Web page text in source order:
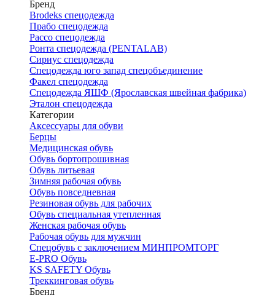
Бренд
Brodeks спецодежда
Прабо спецодежда
Рассо спецодежда
Ронта спецодежда (PENTALAB)
Сириус спецодежда
Спецодежда юго запад спецобъединение
Факел спецодежда
Спецодежда ЯШФ (Ярославская швейная фабрика)
Эталон спецодежда
Категории
Аксессуары для обуви
Берцы
Медицинская обувь
Обувь бортопрошивная
Обувь литьевая
Зимняя рабочая обувь
Обувь повседневная
Резиновая обувь для рабочих
Обувь специальная утепленная
Женская рабочая обувь
Рабочая обувь для мужчин
Спецобувь с заключением МИНПРОМТОРГ
E-PRO Обувь
KS SAFETY Обувь
Треккинговая обувь
Бренд